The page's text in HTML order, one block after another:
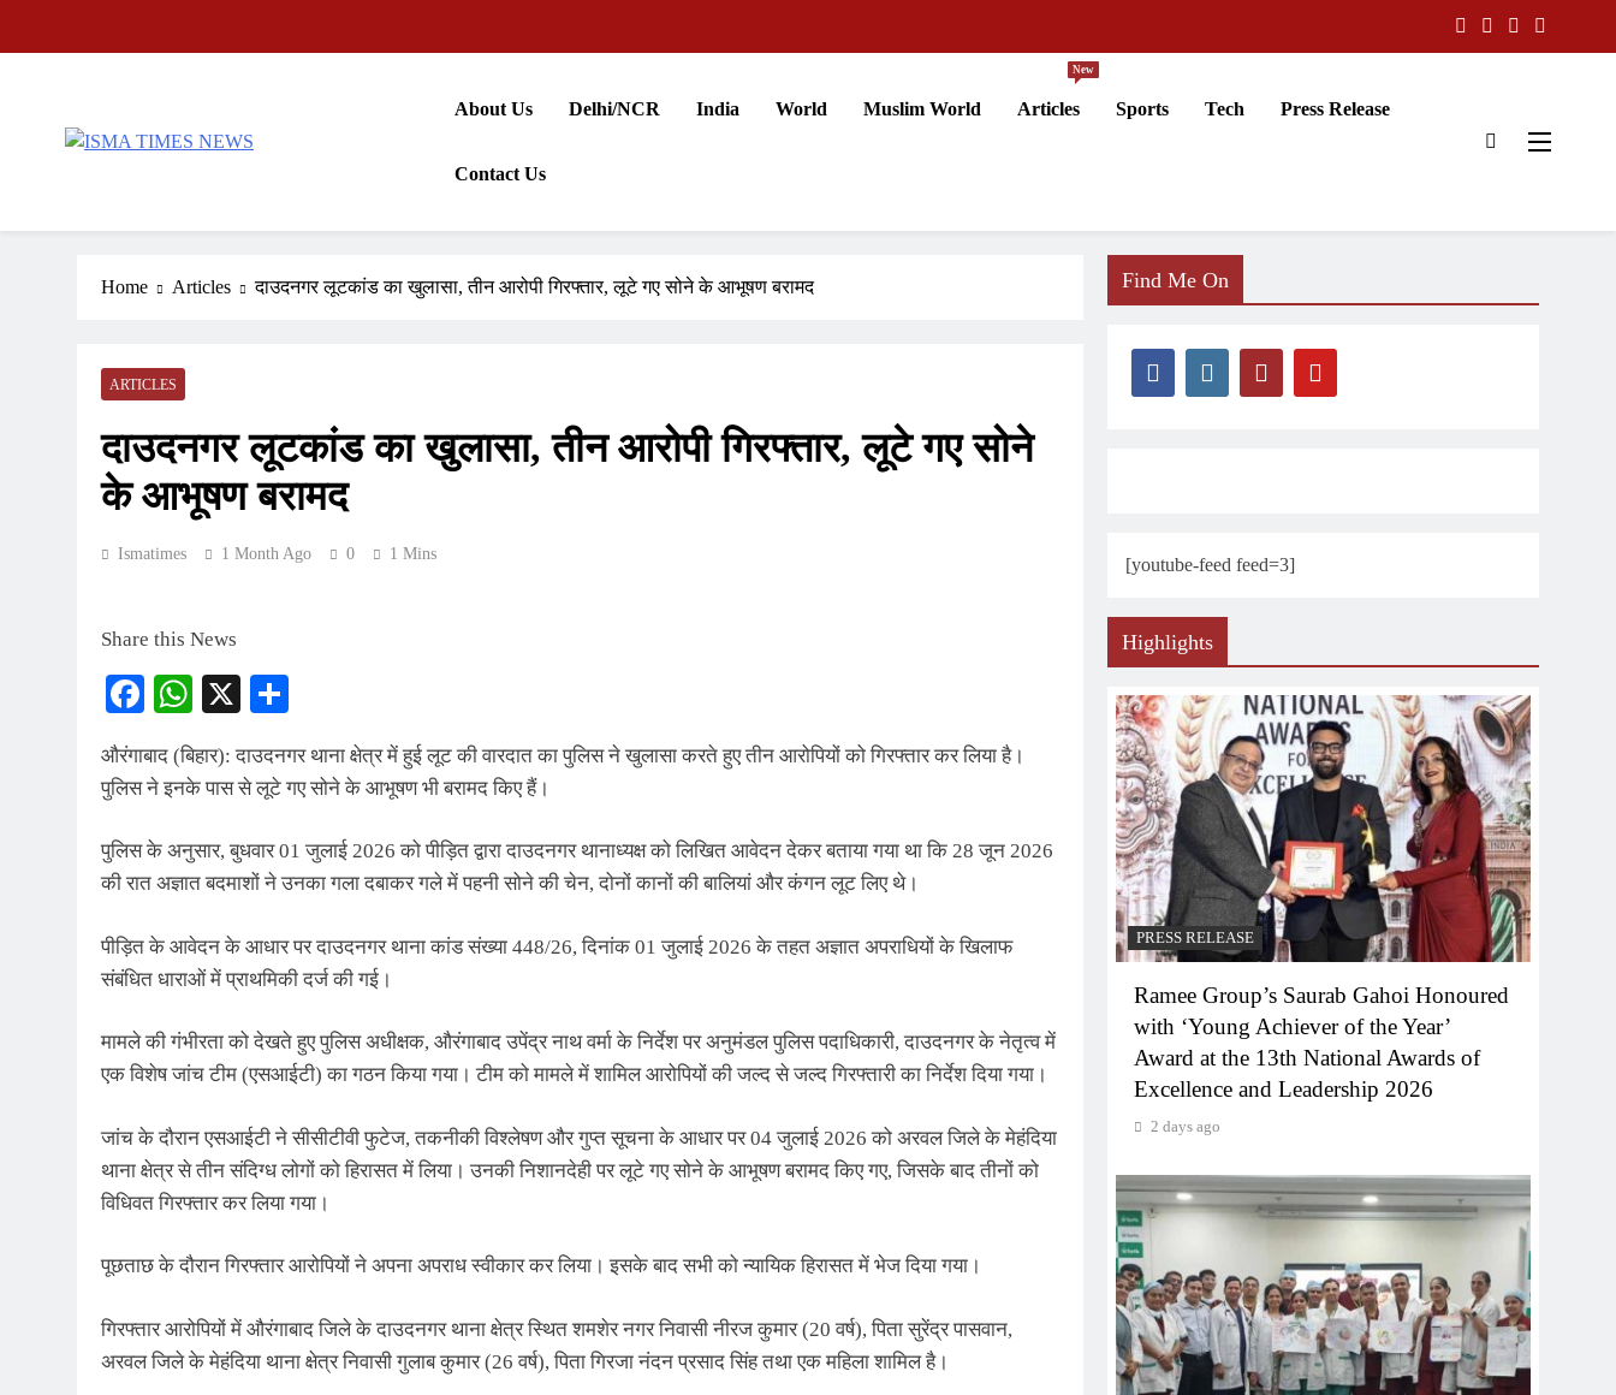
About Us Delhi/NCR India World Muslim World Articles
New
Sports Tech Press Release
Contact Us
Home Articles दाउदनगर लूटकांड का खुलासा, तीन आरोपी गिरफ्तार, लूटे गए सोने के आभूषण बरामद
ARTICLES
दाउदनगर लूटकांड का खुलासा, तीन आरोपी गिरफ्तार, लूटे गए सोने
के आभूषण बरामद
Ismatimes 1 Month Ago 0 1 Mins
Share this News
Facebook
WhatsApp
X
औरंगाबाद (बिहार): दाउदनगर थाना क्षेत्र में हुई लूट की वारदात का पुलिस ने खुलासा करते हुए तीन आरोपियों को गिरफ्तार कर लिया है।
पुलिस ने इनके पास से लूटे गए सोने के आभूषण भी बरामद किए हैं।
पुलिस के अनुसार, बुधवार 01 जुलाई 2026 को पीड़ित द्वारा दाउदनगर थानाध्यक्ष को लिखित आवेदन देकर बताया गया था कि 28 जून 2026
की रात अज्ञात बदमाशों ने उनका गला दबाकर गले में पहनी सोने की चेन, दोनों कानों की बालियां और कंगन लूट लिए थे।
पीड़ित के आवेदन के आधार पर दाउदनगर थाना कांड संख्या 448/26, दिनांक 01 जुलाई 2026 के तहत अज्ञात अपराधियों के खिलाफ
संबंधित धाराओं में प्राथमिकी दर्ज की गई।
मामले की गंभीरता को देखते हुए पुलिस अधीक्षक, औरंगाबाद उपेंद्र नाथ वर्मा के निर्देश पर अनुमंडल पुलिस पदाधिकारी, दाउदनगर के नेतृत्व में
एक विशेष जांच टीम (एसआईटी) का गठन किया गया। टीम को मामले में शामिल आरोपियों की जल्द से जल्द गिरफ्तारी का निर्देश दिया गया।
जांच के दौरान एसआईटी ने सीसीटीवी फुटेज, तकनीकी विश्लेषण और गुप्त सूचना के आधार पर 04 जुलाई 2026 को अरवल जिले के मेहंदिया
थाना क्षेत्र से तीन संदिग्ध लोगों को हिरासत में लिया। उनकी निशानदेही पर लूटे गए सोने के आभूषण बरामद किए गए, जिसके बाद तीनों को
विधिवत गिरफ्तार कर लिया गया।
पूछताछ के दौरान गिरफ्तार आरोपियों ने अपना अपराध स्वीकार कर लिया। इसके बाद सभी को न्यायिक हिरासत में भेज दिया गया।
गिरफ्तार आरोपियों में औरंगाबाद जिले के दाउदनगर थाना क्षेत्र स्थित शमशेर नगर निवासी नीरज कुमार (20 वर्ष), पिता सुरेंद्र पासवान,
अरवल जिले के मेहंदिया थाना क्षेत्र निवासी गुलाब कुमार (26 वर्ष), पिता गिरजा नंदन प्रसाद सिंह तथा एक महिला शामिल है।
Find Me On
[youtube-feed feed=3]
Highlights
PRESS RELEASE
Ramee Group’s Saurab Gahoi Honoured
with ‘Young Achiever of the Year’
Award at the 13th National Awards of
Excellence and Leadership 2026
2 days ago